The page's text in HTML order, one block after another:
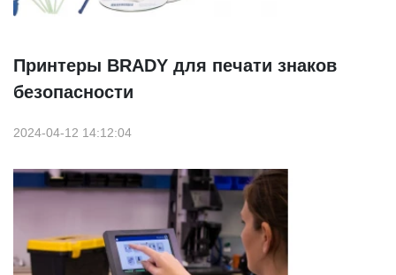
Принтеры BRADY для печати знаков
безопасности
2024-04-12 14:12:04